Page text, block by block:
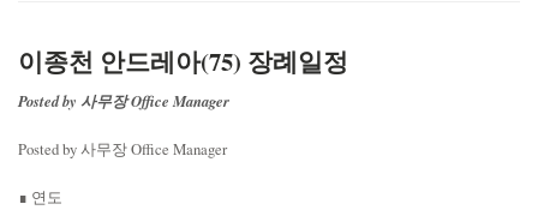
이종천 안드레아(75) 장례일정
Posted by 사무장 Office Manager
Posted by 사무장 Office Manager
∎ 연도